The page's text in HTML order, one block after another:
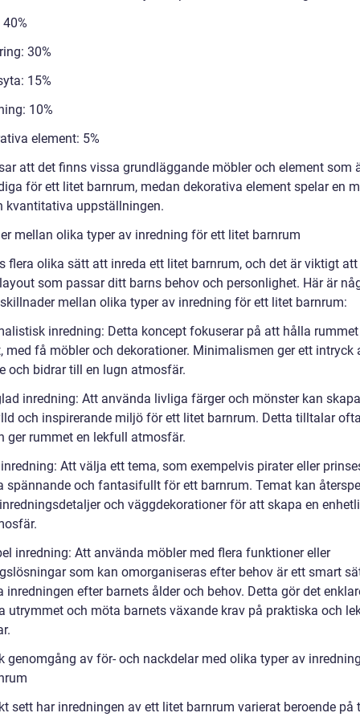
30%
15%
10%
element: 5%
att det finns vissa grundläggande möbler och element som
för ett litet barnrum, medan dekorativa element spelar en
kvantitativa uppställningen.
mellan olika typer av inredning för ett litet barnrum
flera olika sätt att inreda ett litet barnrum, och det är viktigt
som passar ditt barns behov och personlighet. Här är
mellan olika typer av inredning för ett litet barnrum:
inredning: Detta koncept fokuserar på att hålla
med få möbler och dekorationer. Minimalismen ger ett intryck
och bidrar till en lugn atmosfär.
inredning: Att använda livliga färger och mönster kan
och inspirerande miljö för ett litet barnrum. Detta tilltalar
ger rummet en lekfull atmosfär.
Att välja ett tema, som exempelvis pirater eller
spännande och fantasifullt för ett barnrum. Temat kan
och väggdekorationer för att skapa en
inredning: Att använda möbler med flera funktioner eller
som kan omorganiseras efter behov är ett smart
inredningen efter barnets ålder och behov. Detta gör det
utrymmet och möta barnets växande krav på praktiska och
genomgång av för- och nackdelar med olika typer av
sett har inredningen av ett litet barnrum varierat beroende på